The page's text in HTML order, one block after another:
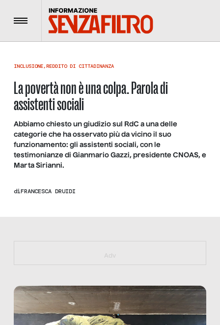
Menu
INCLUSIONE,REDDITO DI CITTADINANZA
La povertà non è una colpa. Parola di
assistenti sociali
Abbiamo chiesto un giudizio sul RdC a una delle
categorie che ha osservato più da vicino il suo
funzionamento: gli assistenti sociali, con le
testimonianze di Gianmario Gazzi, presidente CNOAS, e
Marta Sirianni.
diFRANCESCA DRUIDI
https://bit.ly/muster_aggiornamento
Adv